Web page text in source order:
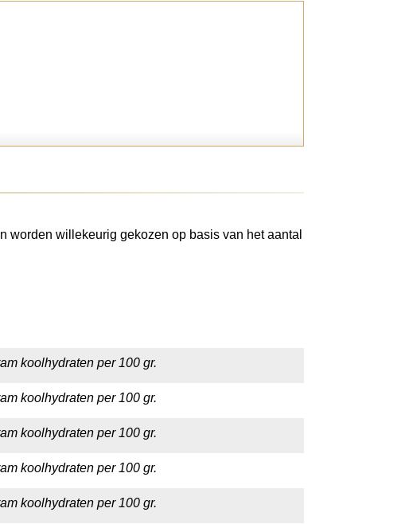
worden willekeurig gekozen op basis van het aantal
koolhydraten per 100 gr.
koolhydraten per 100 gr.
koolhydraten per 100 gr.
koolhydraten per 100 gr.
koolhydraten per 100 gr.